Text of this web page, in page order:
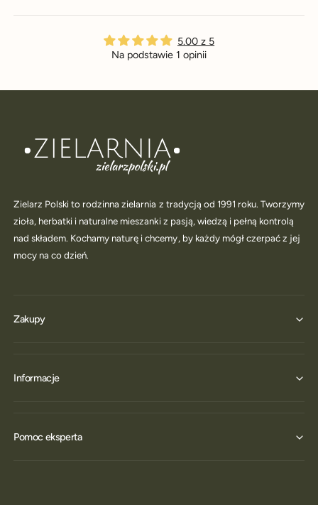
5.00 z 5
Na podstawie 1 opinii
Zielarz Polski to rodzinna zielarnia z tradycją od 1991 roku. Tworzymy
zioła, herbatki i naturalne mieszanki z pasją, wiedzą i pełną kontrolą
nad składem. Kochamy naturę i chcemy, by każdy mógł czerpać z jej
mocy na co dzień.
Zakupy
Informacje
Pomoc eksperta